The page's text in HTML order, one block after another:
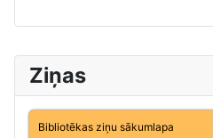
Ziņas
Bibliotēkas ziņu sākumlapa